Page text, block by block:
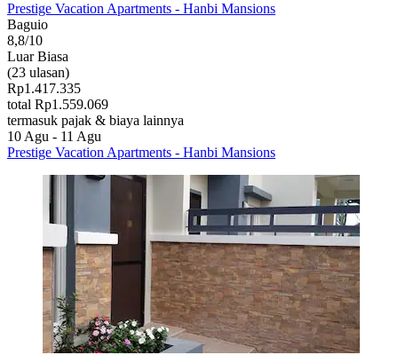
Prestige Vacation Apartments - Hanbi Mansions
Baguio
8,8/10
Luar Biasa
(23 ulasan)
Rp1.417.335
total Rp1.559.069
termasuk pajak & biaya lainnya
10 Agu - 11 Agu
Prestige Vacation Apartments - Hanbi Mansions